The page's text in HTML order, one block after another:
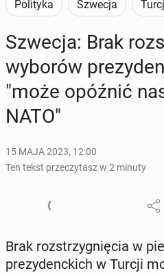
Polityka Szwecja
Szwecja: Brak
wyborów
"może opóźnić
NATO"
15 MAJA 2023, 12:00
Ten tekst przeczytasz w 2 minuty
Brak roz­strzy­gnię­cia w
pre­zy­denc­kich w Turcji